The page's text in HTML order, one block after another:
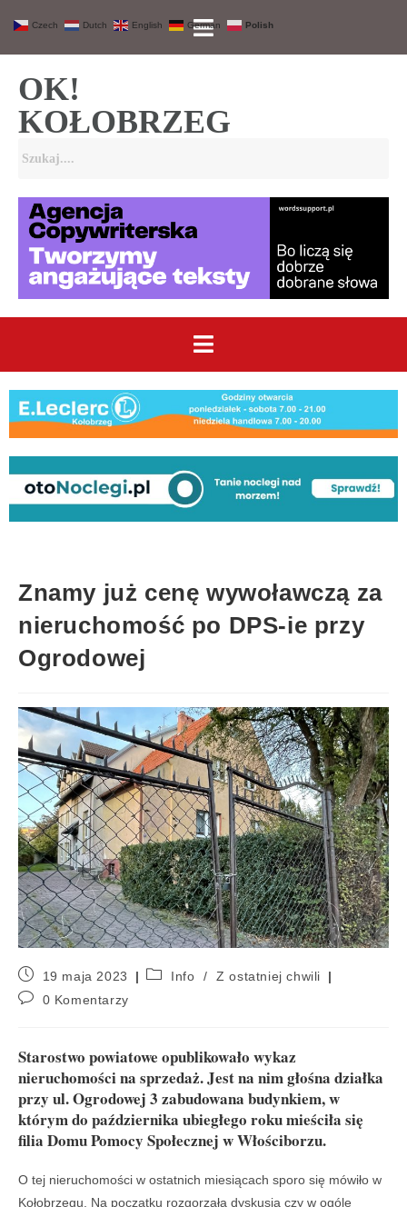
OK!
KOŁOBRZEG
Znamy już cenę wywoławczą za
nieruchomość po DPS-ie przy
Ogrodowej
19 maja 2023 Info /
Z ostatniej chwili
0 Komentarzy
Starostwo powiatowe opublikowało wykaz
nieruchomości na sprzedaż. Jest na nim głośna działka
przy ul. Ogrodowej 3 zabudowana budynkiem, w
którym do października ubiegłego roku mieściła się
filia Domu Pomocy Społecznej w Włościborzu.
O tej nieruchomości w ostatnich miesiącach sporo się mówiło w
Kołobrzegu. Na początku rozgorzała dyskusja czy w ogóle
Czech Dutch English German Polish